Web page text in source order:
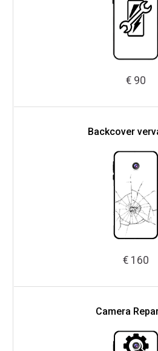
€ 90
Backcover
€ 160
Camera